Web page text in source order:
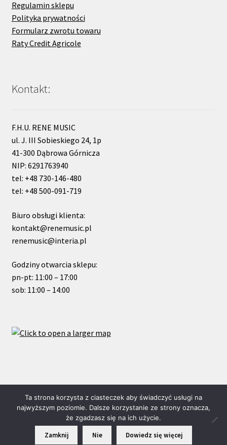
Regulamin sklepu
Polityka prywatności
Formularz zwrotu towaru
Raty Credit Agricole
Kontakt:
F.H.U. RENE MUSIC
ul. J. III Sobieskiego 24, 1p
41-300 Dąbrowa Górnicza
NIP: 6291763940
tel: +48 730-146-480
tel: +48 500-091-719
Biuro obsługi klienta:
kontakt@renemusic.pl
renemusic@interia.pl
Godziny otwarcia sklepu:
pn-pt: 11:00 – 17:00
sob: 11:00 – 14:00
© ReneMusic 2024 Powered by Michal Zalas
Ta strona korzysta z ciasteczek aby świadczyć usługi na
najwyższym poziomie. Dalsze korzystanie ze strony oznacza,
że zgadzasz się na ich użycie.
Zamknij Nie Dowiedz się więcej